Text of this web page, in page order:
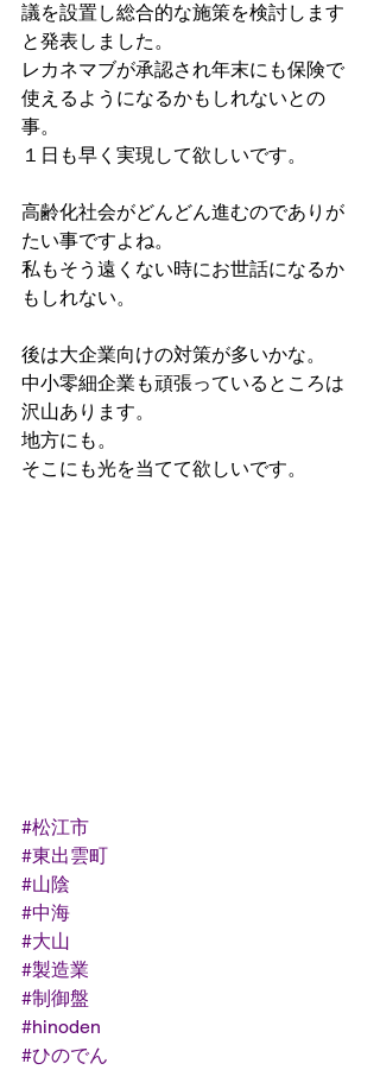
議を設置し総合的な施策を検討します
と発表しました。
レカネマブが承認され年末にも保険で
使えるようになるかもしれないとの
事。
１日も早く実現して欲しいです。
高齢化社会がどんどん進むのでありが
たい事ですよね。
私もそう遠くない時にお世話になるか
もしれない。
後は大企業向けの対策が多いかな。
中小零細企業も頑張っているところは
沢山あります。
地方にも。
そこにも光を当てて欲しいです。
#松江市
#東出雲町
#山陰
#中海
#大山
#製造業
#制御盤
#hinoden
#ひのでん